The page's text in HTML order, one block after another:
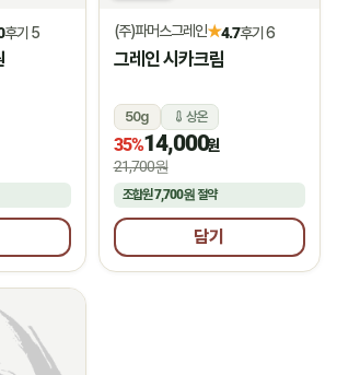
후기 5 (주)파머스그레인★4.7후기 6
그레인 시카크림
50g 상온
35%14,000원
21,700원
조합원7,700원절약
담기